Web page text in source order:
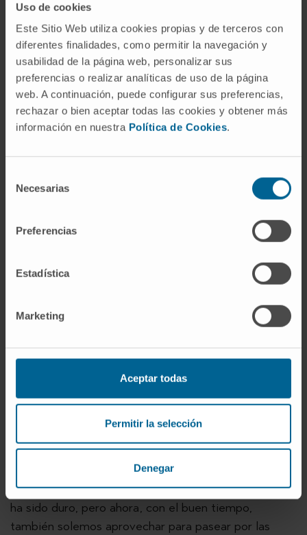
Uso de cookies
Este Sitio Web utiliza cookies propias y de terceros con
diferentes finalidades, como permitir la navegación y
usabilidad de la página web, personalizar sus
preferencias o realizar analíticas de uso de la página
web. A continuación, puede configurar sus preferencias,
rechazar o bien aceptar todas las cookies y obtener más
información en nuestra Política de Cookies.
Necesarias
Preferencias
Estadística
Marketing
Aceptar todas
Permitir la selección
Denegar
A nivel personal, supone una alegría inmensa y un
sentimiento de agradecimiento a todas las
personas que me rodean y apoyan cada día.
Sinceramente, todavía lo estoy asimilando. Para
nada contaba con ello. Llegué aquí con la idea de
intentar dar lo mejor de mí. No pensaba, ni pienso
en otra cosa. Este premio implica que la
con humildad y trabajo. Pero esto no es solo mérito
español, Alejandro Bertolet, que es el investigador
senior de este proyecto. Es mi jefe más directo y
desde el primer momento ha confiado en mí. Creo
que es muy importante trabajar en un ambiente
Llevamos una vida bastante normal. Vivo con mi
mujer, a 20 minutos en tren del centro de la ciudad.
Después de desayunar, cojo un tren en torno a las
ocho y media de la mañana para acudir al hospital,
por lo menos tres veces por semana y
aprovechamos los fines de semana para
desconectar y hacer alguna excursión. El invierno
ha sido duro, pero ahora, con el buen tiempo,
también solemos aprovechar para pasear por las